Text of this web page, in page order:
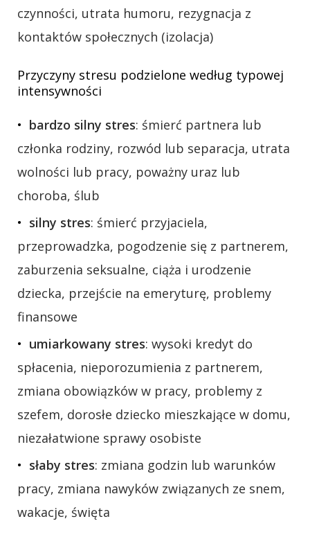
czynności, utrata humoru, rezygnacja z
kontaktów społecznych (izolacja)
Przyczyny stresu podzielone według typowej
intensywności
bardzo silny stres: śmierć partnera lub
członka rodziny, rozwód lub separacja, utrata
wolności lub pracy, poważny uraz lub
choroba, ślub
silny stres: śmierć przyjaciela,
przeprowadzka, pogodzenie się z partnerem,
zaburzenia seksualne, ciąża i urodzenie
dziecka, przejście na emeryturę, problemy
finansowe
umiarkowany stres: wysoki kredyt do
spłacenia, nieporozumienia z partnerem,
zmiana obowiązków w pracy, problemy z
szefem, dorosłe dziecko mieszkające w domu,
niezałatwione sprawy osobiste
słaby stres: zmiana godzin lub warunków
pracy, zmiana nawyków związanych ze snem,
wakacje, święta